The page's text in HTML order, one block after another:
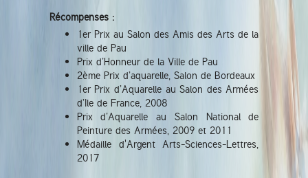
Récompenses :
1er Prix au Salon des Amis des Arts de la
ville de Pau
Prix d’Honneur de la Ville de Pau
2ème Prix d’aquarelle, Salon de Bordeaux
1er Prix d’Aquarelle au Salon des Armées
d’Ile de France, 2008
Prix d’Aquarelle au Salon National de
Peinture des Armées, 2009 et 2011
Médaille d'Argent Arts-Sciences-Lettres,
2017